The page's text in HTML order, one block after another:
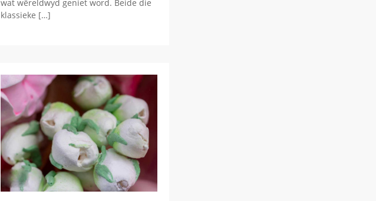
wat wêreldwyd geniet word. Beide die
klassieke […]